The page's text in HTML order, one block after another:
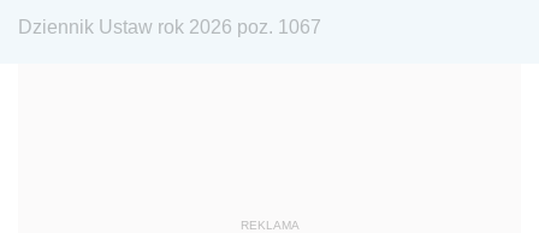
1984 1983
Dziennik Ustaw rok 2026 poz. 1067
REKLAMA